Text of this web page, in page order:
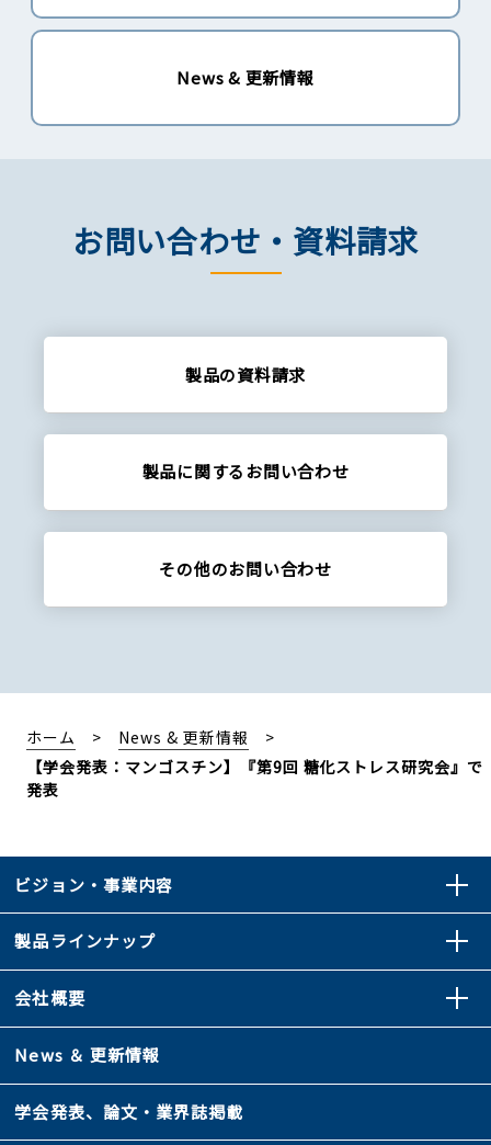
News & 更新情報
お問い合わせ・資料請求
製品の資料請求
製品に関するお問い合わせ
その他のお問い合わせ
ホーム
News & 更新情報
【学会発表：マンゴスチン】『第9回 糖化ストレス研究会』で
発表
ビジョン・事業内容
製品ラインナップ
会社概要
News ＆ 更新情報
学会発表、論文・業界誌掲載